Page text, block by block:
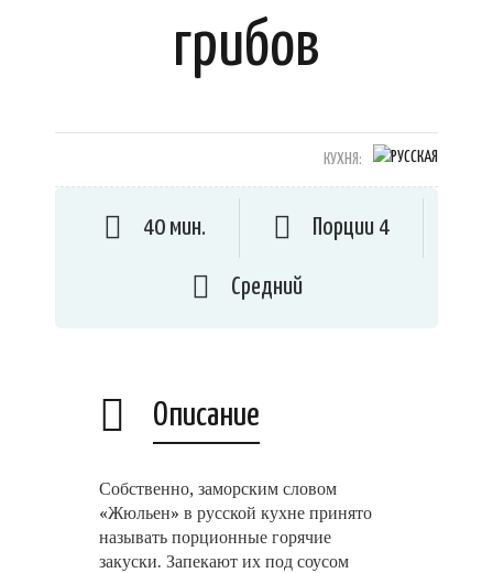
грибов
КУХНЯ:
40 мин. Порции 4
Средний
Описание
Собственно, заморским словом
«Жюльен» в русской кухне принято
называть порционные горячие
закуски. Запекают их под соусом